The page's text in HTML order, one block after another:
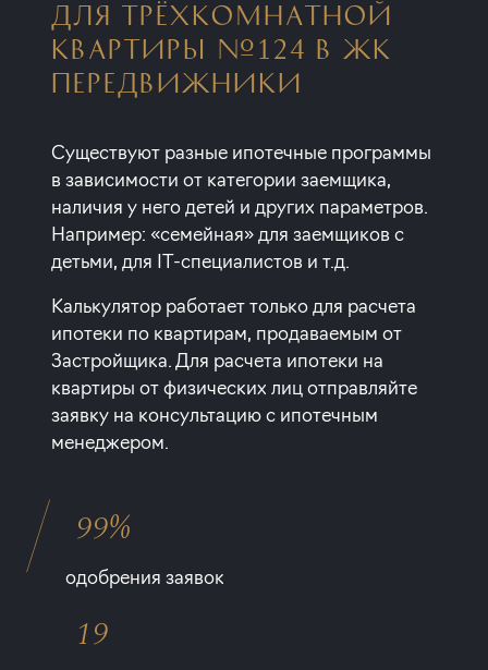
ДЛЯ ТРЁХКОМНАТНОЙ
КВАРТИРЫ №124 В ЖК
ПЕРЕДВИЖНИКИ
Существуют разные ипотечные программы
в зависимости от категории заемщика,
наличия у него детей и других параметров.
Например: «семейная» для заемщиков с
детьми, для IT-специалистов и т.д.
Калькулятор работает только для расчета
ипотеки по квартирам, продаваемым от
Застройщика. Для расчета ипотеки на
квартиры от физических лиц отправляйте
заявку на консультацию с ипотечным
менеджером.
99%
одобрения заявок
19